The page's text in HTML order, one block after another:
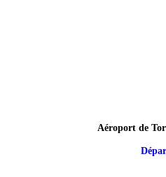
Aéroport de